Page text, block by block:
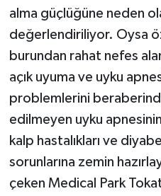
alma güçlüğüne neden
değerlendiriliyor. Oysa
burundan rahat nefes
açık uyuma ve uyku
problemlerini
edilmeyen uyku
kalp hastalıkları ve
sorunlarına zemin
çeken Medical Park
SİYASET
SPOR HABERLERİ
Turizm
ÜLKE GÜNDEMİ